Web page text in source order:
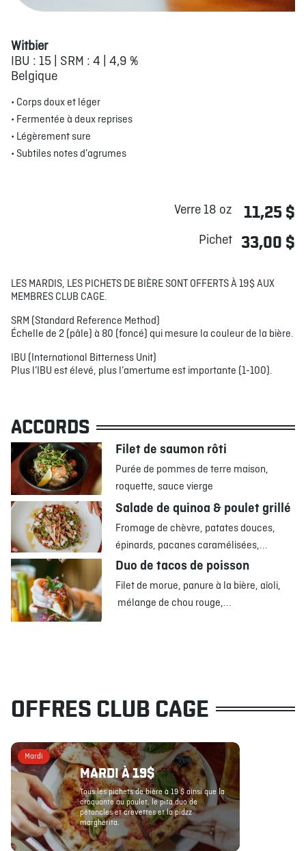
Witbier
IBU : 15 | SRM : 4 | 4,9 %
Belgique
• Corps doux et léger
• Fermentée à deux reprises
• Légèrement sure
• Subtiles notes d’agrumes
Verre 18 oz 11,25 $
Pichet 33,00 $
LES MARDIS, LES PICHETS DE BIÈRE SONT OFFERTS À 19$ AUX
MEMBRES CLUB CAGE.
SRM (Standard Reference Method)
Échelle de 2 (pâle) à 80 (foncé) qui mesure la couleur de la bière.
IBU (International Bitterness Unit)
Plus l’IBU est élevé, plus l’amertume est importante (1-100).
ACCORDS
Filet de saumon rôti
Purée de pommes de terre maison,
roquette, sauce vierge
Salade de quinoa & poulet grillé
Fromage de chèvre, patates douces,
épinards, pacanes caramélisées,...
Duo de tacos de poisson
Filet de morue, panure à la bière, aïoli,
mélange de chou rouge,...
OFFRES CLUB CAGE
Mardi
MARDI À 19$
Tous les pichets de bière à 19 $ ainsi que la
croquante au poulet, le pita duo de
pétoncles et crevettes et la pidzz
margherita.